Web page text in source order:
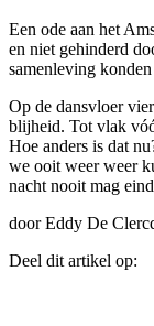
Een ode aan het
en niet gehinderd
samenleving konden
Op de dansvloer
blijheid. Tot vlak
Hoe anders is dat
we ooit weer weer
nacht nooit mag
door Eddy De
Deel dit artikel op: